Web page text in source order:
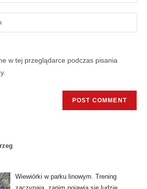
w tej przeglądarce podczas pisania
Wiewiórki w parku linowym. Trening